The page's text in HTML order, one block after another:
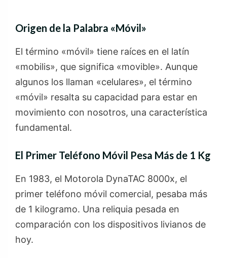
Origen de la Palabra «Móvil»
El término «móvil» tiene raíces en el latín
«mobilis», que significa «movible». Aunque
algunos los llaman «celulares», el término
«móvil» resalta su capacidad para estar en
movimiento con nosotros, una característica
fundamental.
El Primer Teléfono Móvil Pesa Más de 1 Kg
En 1983, el Motorola DynaTAC 8000x, el
primer teléfono móvil comercial, pesaba más
de 1 kilogramo. Una reliquia pesada en
comparación con los dispositivos livianos de
hoy.